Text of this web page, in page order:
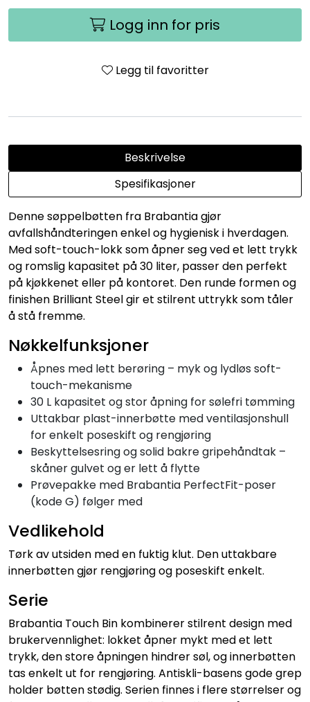
Logg inn for pris
Legg til favoritter
Beskrivelse
Spesifikasjoner
Denne søppelbøtten fra Brabantia gjør
avfallshåndteringen enkel og hygienisk i hverdagen.
Med soft-touch-lokk som åpner seg ved et lett trykk
og romslig kapasitet på 30 liter, passer den perfekt
på kjøkkenet eller på kontoret. Den runde formen og
finishen Brilliant Steel gir et stilrent uttrykk som tåler
å stå fremme.
Nøkkelfunksjoner
Åpnes med lett berøring – myk og lydløs soft-
touch-mekanisme
30 L kapasitet og stor åpning for sølefri tømming
Uttakbar plast-innerbøtte med ventilasjonshull
for enkelt poseskift og rengjøring
Beskyttelsesring og solid bakre gripehåndtak –
skåner gulvet og er lett å flytte
Prøvepakke med Brabantia PerfectFit-poser
(kode G) følger med
Vedlikehold
Tørk av utsiden med en fuktig klut. Den uttakbare
innerbøtten gjør rengjøring og poseskift enkelt.
Serie
Brabantia Touch Bin kombinerer stilrent design med
brukervennlighet: lokket åpner mykt med et lett
trykk, den store åpningen hindrer søl, og innerbøtten
tas enkelt ut for rengjøring. Antiskli-basens gode grep
holder bøtten stødig. Serien finnes i flere størrelser og